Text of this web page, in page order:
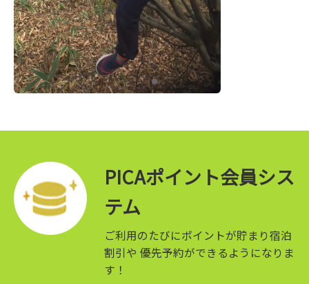
PICAポイント会員シス
テム
ご利用のたびにポイントが貯まり宿泊
割引や 優先予約ができるようになりま
す！